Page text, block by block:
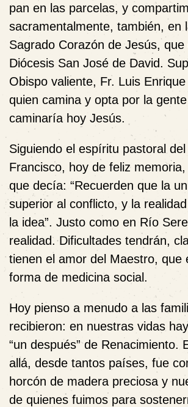
pan en las parcelas, y
sacramentalmente, también, en
Sagrado Corazón de Jesús,
Diócesis San José de David.
Obispo valiente, Fr. Luis
quien camina y opta por la
caminaría hoy Jesús.
Siguiendo el espíritu pastoral
Francisco, hoy de feliz
que decía: “Recuerden que la
superior al conflicto, y la
la idea”. Justo como en Río
realidad. Dificultades tendrán,
tienen el amor del Maestro, que
forma de medicina social.
Hoy pienso a menudo a las
recibieron: en nuestras vidas
“un después” de Renacimiento.
allá, desde tantos países, fue
horcón de madera preciosa y
de quienes fuimos para